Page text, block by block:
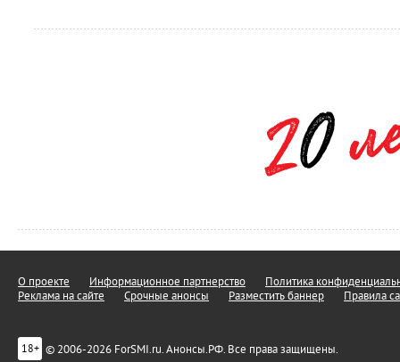
О проекте Информационное партнерство
Политика
Реклама на сайте
Срочные анонсы Разместить баннер Правила
18+ © 2006-2026 ForSMI.ru. Анонсы.РФ. Все права защищены.